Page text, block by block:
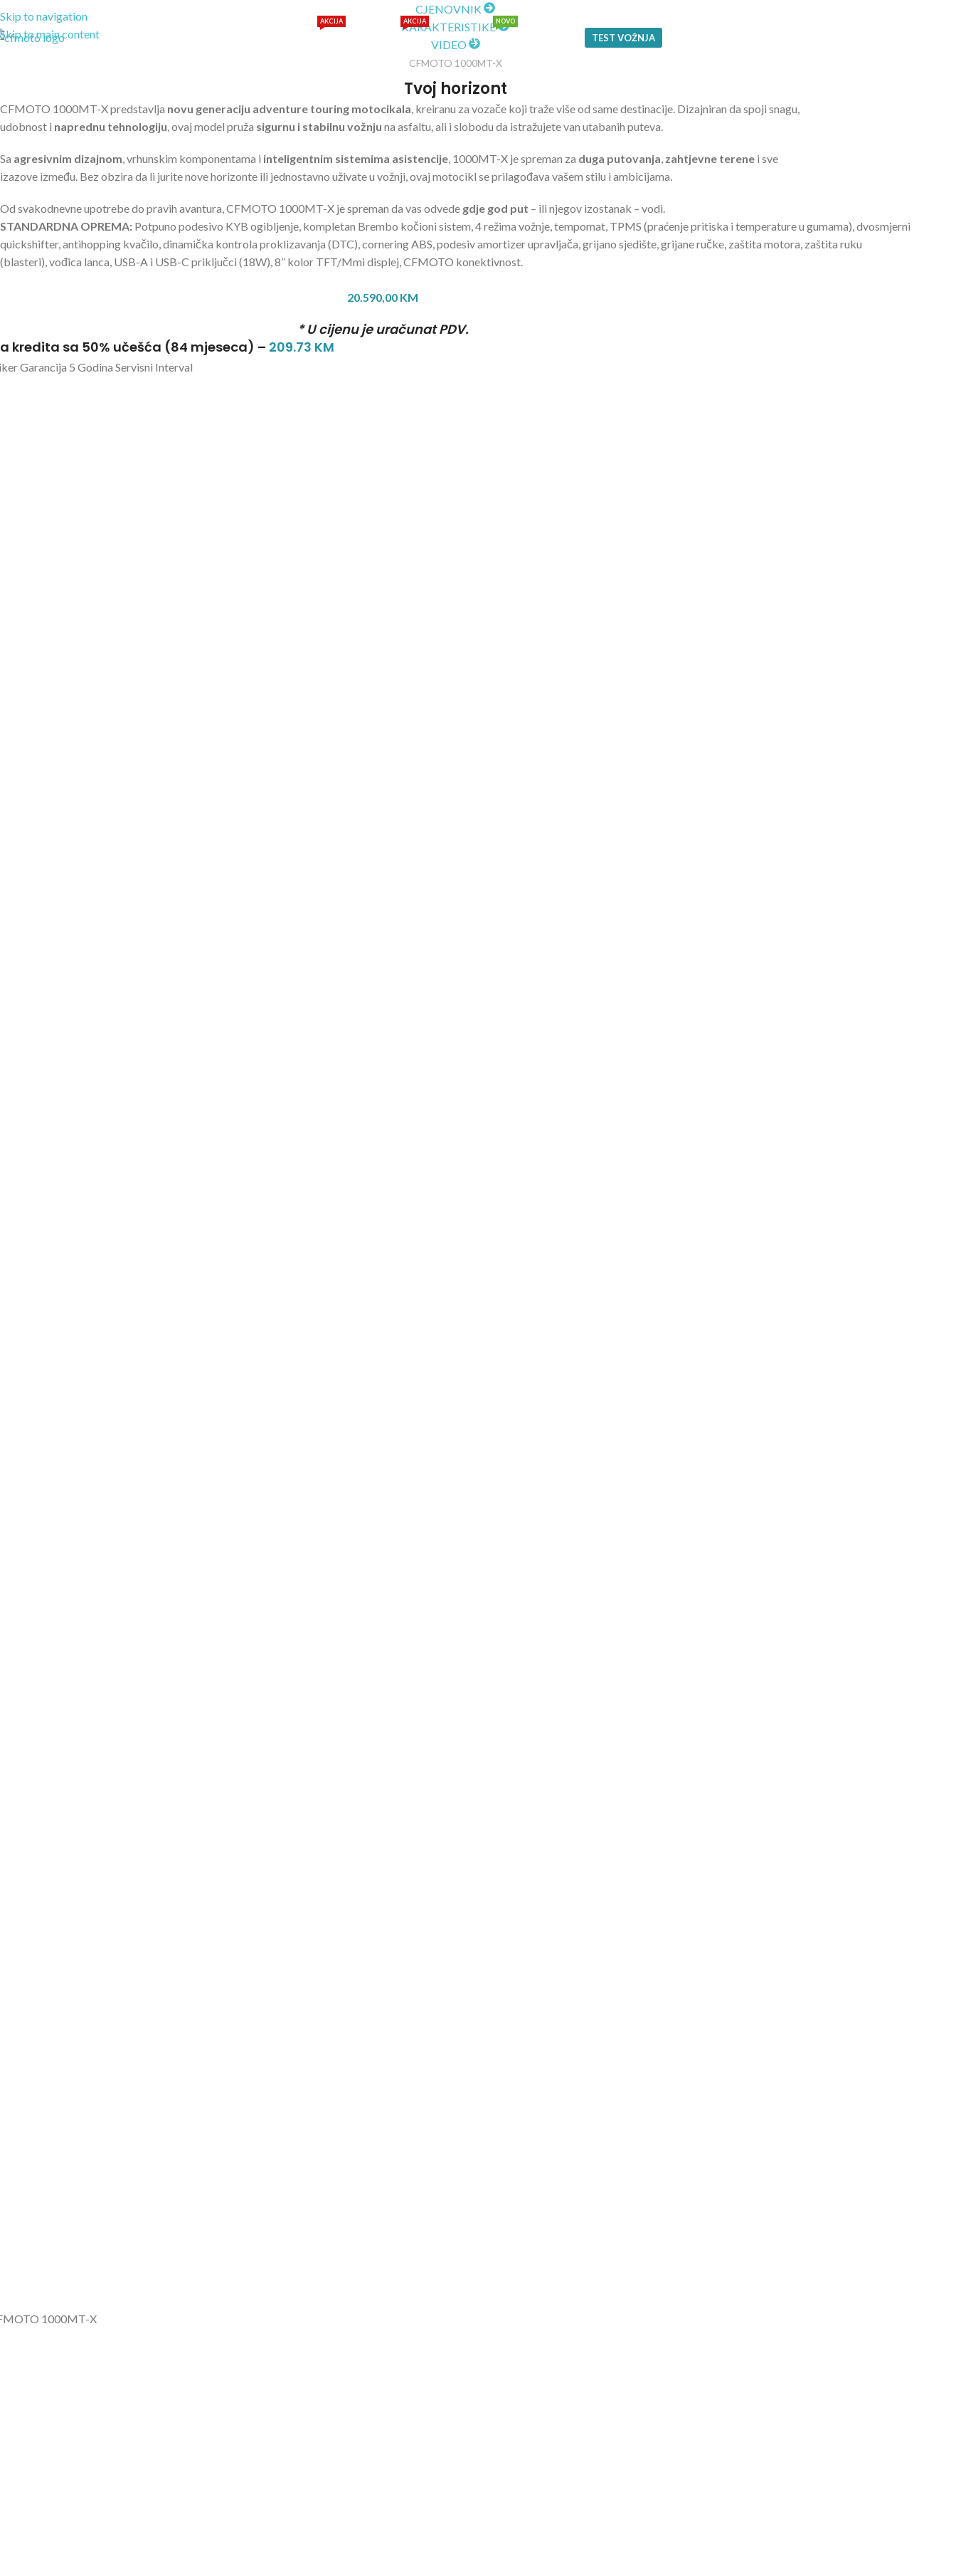
Skip to navigation
Skip to main content
AKCIJA AKCIJA
OPREMA
NOVO
TEST VOŽNJA
CJENOVNIK
KARAKTERISTIKE
VIDEO
CFMOTO 1000MT-X
Tvoj horizont
CFMOTO 1000MT-X predstavlja novu generaciju adventure touring motocikala, kreiranu za vozače koji traže više od same destinacije. Dizajniran da spoji snagu,
udobnost i naprednu tehnologiju, ovaj model pruža sigurnu i stabilnu vožnju na asfaltu, ali i slobodu da istražujete van utabanih puteva.
Sa agresivnim dizajnom, vrhunskim komponentama i inteligentnim sistemima asistencije, 1000MT-X je spreman za duga putovanja, zahtjevne terene i sve
izazove između. Bez obzira da li jurite nove horizonte ili jednostavno uživate u vožnji, ovaj motocikl se prilagođava vašem stilu i ambicijama.
Od svakodnevne upotrebe do pravih avantura, CFMOTO 1000MT-X je spreman da vas odvede gdje god put – ili njegov izostanak – vodi.
STANDARDNA OPREMA: Potpuno podesivo KYB ogibljenje, kompletan Brembo kočioni sistem, 4 režima vožnje, tempomat, TPMS (praćenje pritiska i temperature u gumama), dvosmjerni
quickshifter, antihopping kvačilo, dinamička kontrola proklizavanja (DTC), cornering ABS, podesiv amortizer upravljača, grijano sjedište, grijane ručke, zaštita motora, zaštita ruku
(blasteri), vođica lanca, USB-A i USB-C priključci (18W), 8” kolor TFT/Mmi displej, CFMOTO konektivnost.
20.590,00 KM
* U cijenu je uračunat PDV.
kredita sa 50% učešća (84 mjeseca) – 209.73 KM